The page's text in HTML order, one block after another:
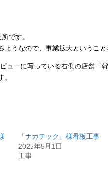
です。
ようなので、事業拡大ということ
ューに写っている右側の店舗「
「ナカテック」様看板工事
2025年5月1日
工事